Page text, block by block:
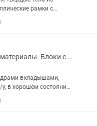
рамки с
3D and 2D
🎁
Монтессори материалы. Блоки с цилиндрами для обучения
вкладышами,
в хорошем состоянии